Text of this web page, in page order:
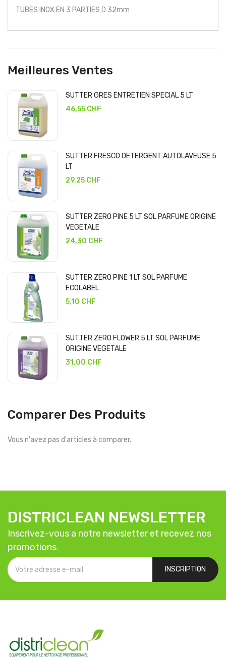
TUBES INOX EN 3 PARTIES D 32mm
Meilleures Ventes
SUTTER GRES ENTRETIEN SPECIAL 5 LT
46,55 CHF
SUTTER FRESCO DETERGENT AUTOLAVEUSE 5
LT
29,25 CHF
SUTTER ZERO PINE 5 LT SOL PARFUME ORIGINE
VEGETALE
24,30 CHF
SUTTER ZERO PINE 1 LT SOL PARFUME
ECOLABEL
5,10 CHF
SUTTER ZERO FLOWER 5 LT SOL PARFUME
ORIGINE VEGETALE
31,00 CHF
Comparer Des Produits
Vous n'avez pas d'articles à comparer.
DISTRICLEAN NEWSLETTER
Inscrivez-vous a notre newsletter et recevez nos
promotions.
INSCRIPTION